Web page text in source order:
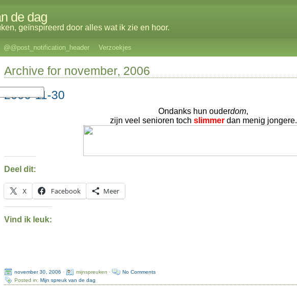
de dag
geïnspireerd door alles wat ik zie en hoor.
@@post_notification_header Verzoekjes
Archive for november, 2006
2006-11-30
Ondanks hun ouderdom,
zijn veel senioren toch slimmerdan menig jongere.
Deel dit:
X Facebook Meer
Vind ik leuk:
november 30, 2006 · mijnspreuken ·
No Comments
Posted in:Mijn spreuk van de dag